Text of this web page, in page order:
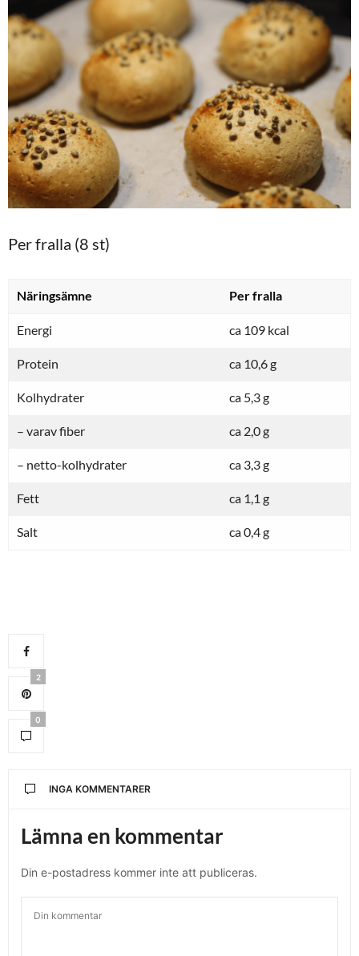
Per fralla (8 st)
Näringsämne Per fralla
Energi ca 109 kcal
Protein ca 10,6 g
Kolhydrater ca 5,3 g
– varav fiber ca 2,0 g
– netto-kolhydrater ca 3,3 g
Fett ca 1,1 g
Salt ca 0,4 g
2
0
INGA KOMMENTARER
Lämna en kommentar
Din e-postadress kommer inte att publiceras.